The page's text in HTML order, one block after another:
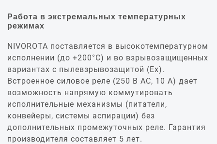
Работа в экстремальных температурных
режимах
NIVOROTA поставляется в высокотемпературном
исполнении (до +200°C) и во взрывозащищенных
вариантах с пылевзрывозащитой (Ex).
Встроенное силовое реле (250 В AC, 10 А) дает
возможность напрямую коммутировать
исполнительные механизмы (питатели,
конвейеры, системы аспирации) без
дополнительных промежуточных реле. Гарантия
производителя составляет 5 лет.